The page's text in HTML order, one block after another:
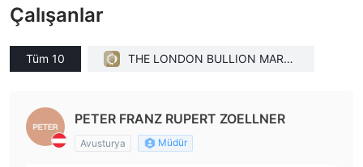
Çalışanlar
Tüm 10
THE LONDON BULLION MARKE
PETER FRANZ RUPERT ZOELLNER
Avusturya Müdür